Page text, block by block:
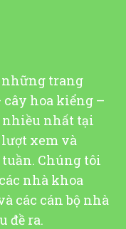
trang
hoa kiểng –
nhiều nhất tại
lượt xem và
tuần. Chúng tôi
nhà khoa
các cán bộ nhà
đề ra.